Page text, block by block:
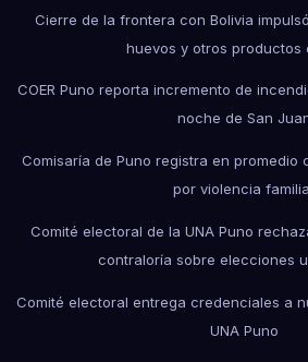
Cierre de la frontera con Bolivia
huevos y otros productos
COER Puno reporta incremento de
noche de San
Comisaría de Puno registra en promedio
por violencia
Comité electoral de la UNA Puno
contraloría sobre elecciones
Comité electoral entrega credenciales a
UNA Puno